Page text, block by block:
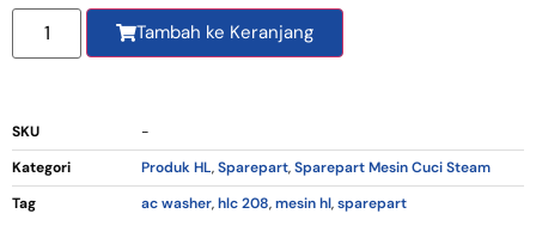
Tambah ke Keranjang
SKU
-
Kategori
Produk HL,Sparepart,Sparepart Mesin Cuci Steam
Tag
ac washer,hlc 208,mesin hl,sparepart